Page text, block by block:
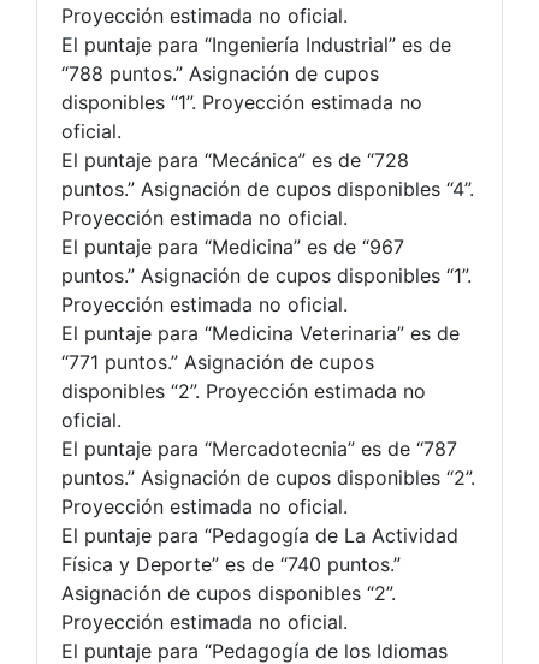
Proyección estimada no oficial.
El puntaje para “Ingeniería Industrial” es de
“788 puntos.” Asignación de cupos
disponibles “1”. Proyección estimada no
oficial.
El puntaje para “Mecánica” es de “728
puntos.” Asignación de cupos disponibles “4”.
Proyección estimada no oficial.
El puntaje para “Medicina” es de “967
puntos.” Asignación de cupos disponibles “1”.
Proyección estimada no oficial.
El puntaje para “Medicina Veterinaria” es de
“771 puntos.” Asignación de cupos
disponibles “2”. Proyección estimada no
oficial.
El puntaje para “Mercadotecnia” es de “787
puntos.” Asignación de cupos disponibles “2”.
Proyección estimada no oficial.
El puntaje para “Pedagogía de La Actividad
Física y Deporte” es de “740 puntos.”
Asignación de cupos disponibles “2”.
Proyección estimada no oficial.
El puntaje para “Pedagogía de los Idiomas